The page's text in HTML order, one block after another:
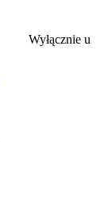
Wyłącznie u